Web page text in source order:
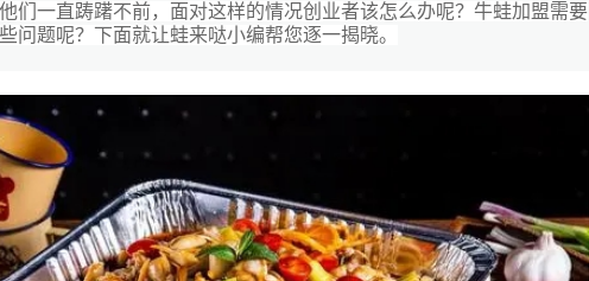
们一直踌躇不前，面对这样的情况创业者该怎么办呢？牛蛙加盟需要
问题呢？下面就让蛙来哒小编帮您逐一揭晓。